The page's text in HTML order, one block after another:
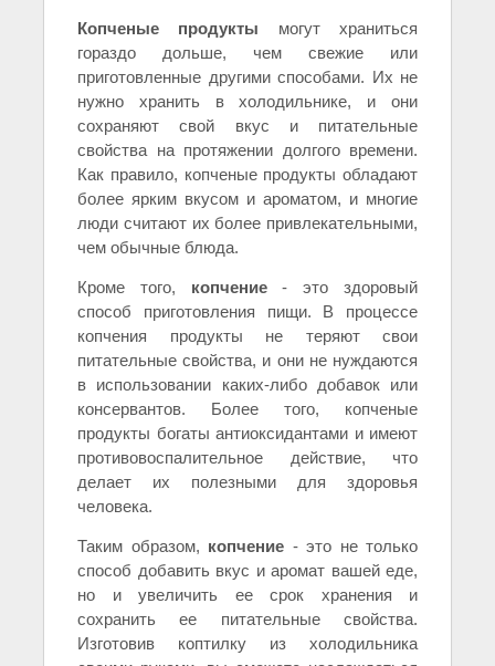
Копченые продукты могут храниться
гораздо дольше, чем свежие или
приготовленные другими способами. Их не
нужно хранить в холодильнике, и они
сохраняют свой вкус и питательные
свойства на протяжении долгого времени.
Как правило, копченые продукты обладают
более ярким вкусом и ароматом, и многие
люди считают их более привлекательными,
чем обычные блюда.
Кроме того, копчение- это здоровый
способ приготовления пищи. В процессе
копчения продукты не теряют свои
питательные свойства, и они не нуждаются
в использовании каких-либо добавок или
консервантов. Более того, копченые
продукты богаты антиоксидантами и имеют
противовоспалительное действие, что
делает их полезными для здоровья
человека.
Таким образом, копчение - это не только
способ добавить вкус и аромат вашей еде,
но и увеличить ее срок хранения и
сохранить ее питательные свойства.
Изготовив коптилку из холодильника